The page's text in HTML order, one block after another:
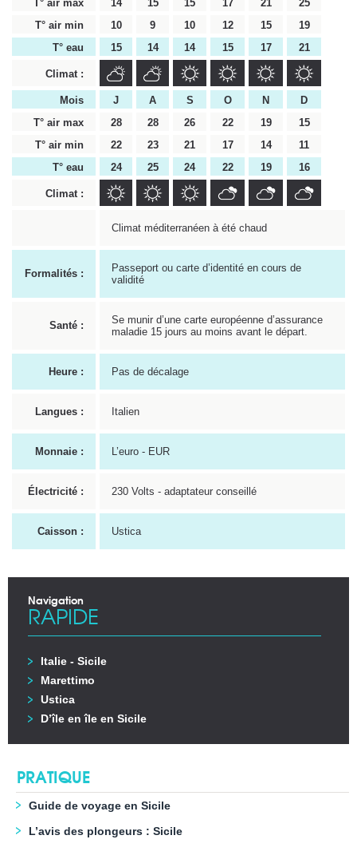
T° air max 14 15 15 17 21
25
T° air min
10 9 10 12 15
19
T° eau
15 14 14 15 17 21
Climat :
Mois J A S O N
D
T° air max
28 28 26 22 19
15
T° air min
22 23 21 17 14
11
T° eau
24 25 24 22 19 16
Climat :
Climat méditerranéen à été chaud
Formalités :
Passeport ou carte d’identité en cours de
validité
Santé :
Se munir d’une carte européenne d’assurance
maladie 15 jours au moins avant le départ.
Heure : Pas de décalage
Langues : Italien
Monnaie : L’euro - EUR
Électricité : 230 Volts - adaptateur conseillé
Caisson : Ustica
Navigation
RAPIDE
Italie - Sicile
Marettimo
Ustica
D’île en île en Sicile
PRATIQUE
Guide de voyage en Sicile
L’avis des plongeurs : Sicile